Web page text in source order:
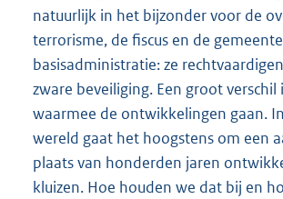
natuurlijk in het bijzonder voor de
terrorisme, de fiscus en de
basisadministratie: ze
zware beveiliging. Een groot verschil
waarmee de ontwikkelingen gaan.
wereld gaat het hoogstens om een
plaats van honderden jaren
kluizen. Hoe houden we dat bij en